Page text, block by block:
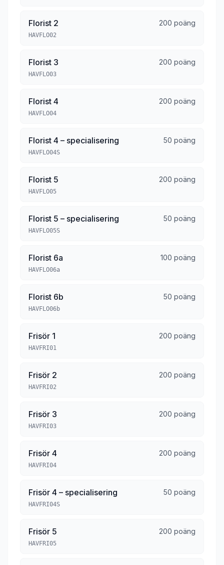
Florist 2 200 poäng
HAVFLO02
Florist 3 200 poäng
HAVFLO03
Florist 4 200 poäng
HAVFLO04
Florist 4 – specialisering 50 poäng
HAVFLO04S
Florist 5 200 poäng
HAVFLO05
Florist 5 – specialisering 50 poäng
HAVFLO05S
Florist 6a 100 poäng
HAVFLO06a
Florist 6b 50 poäng
HAVFLO06b
Frisör 1 200 poäng
HAVFRI01
Frisör 2 200 poäng
HAVFRI02
Frisör 3 200 poäng
HAVFRI03
Frisör 4 200 poäng
HAVFRI04
Frisör 4 – specialisering 50 poäng
HAVFRI04S
Frisör 5 200 poäng
HAVFRI05